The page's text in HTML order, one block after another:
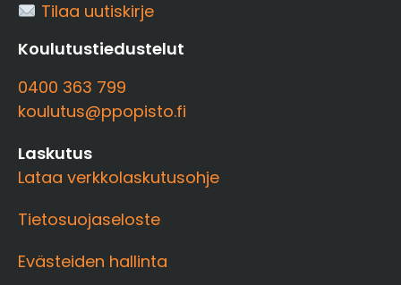
Tilaa uutiskirje
Koulutustiedustelut
0400 363 799
koulutus@ppopisto.fi
Laskutus
Lataa verkkolaskutusohje
Tietosuojaseloste
Evästeiden hallinta